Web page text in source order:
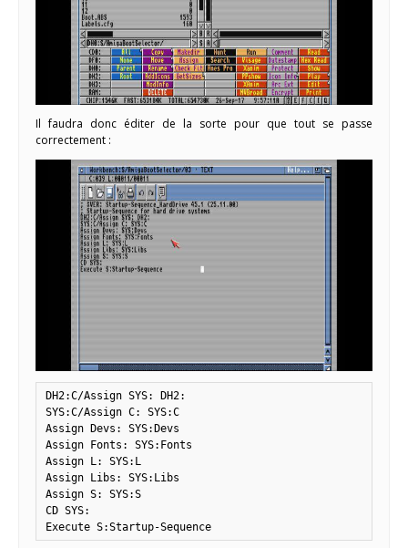
Il faudra donc éditer de la sorte pour que tout se passe
correctement :
DH2:C/Assign SYS: DH2:
SYS:C/Assign C: SYS:C
Assign Devs: SYS:Devs
Assign Fonts: SYS:Fonts
Assign L: SYS:L
Assign Libs: SYS:Libs
Assign S: SYS:S
CD SYS:
Execute S:Startup-Sequence